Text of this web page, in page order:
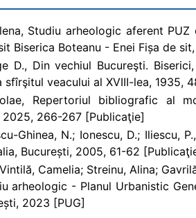
Studiu arheologic aferent
Biserica Boteanu - Enei Fișa de
D., Din vechiul Bucureşti.
sfîrşitul veacului al XVIII-lea, 1935,
Repertoriul bibliografic al
2025, 266-267 [Publicaţie]
Ghinea, N.; Ionescu, D.; Iliescu,
București, 2005, 61-62
Camelia; Streinu, Alina;
arheologic - Planul Urbanistic
2023 [PUG]